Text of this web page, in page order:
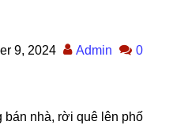
9, 2024 Admin
0
bán nhà, rời quê lên phố